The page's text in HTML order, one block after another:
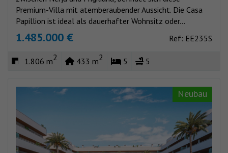
Premium-Villa mit atemberaubender Aussicht. Die Casa
Papillion ist ideal als dauerhafter Wohnsitz oder...
1.485.000 € Ref: EE235S
1.806 m2 433 m2 5 5
Neubau